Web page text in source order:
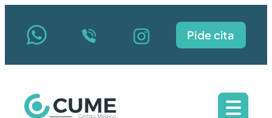
Pide cita